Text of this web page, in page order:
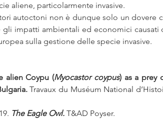
aliene, particolarmente invasive.
autoctoni non è dunque solo un dovere
gli impatti ambientali ed economici causati
sulla gestione delle specie invasive.
alien Coypu (Myocastor coypus) as a prey
Travaux du Muséum National
The Eagle Owl. T&AD Poyser.